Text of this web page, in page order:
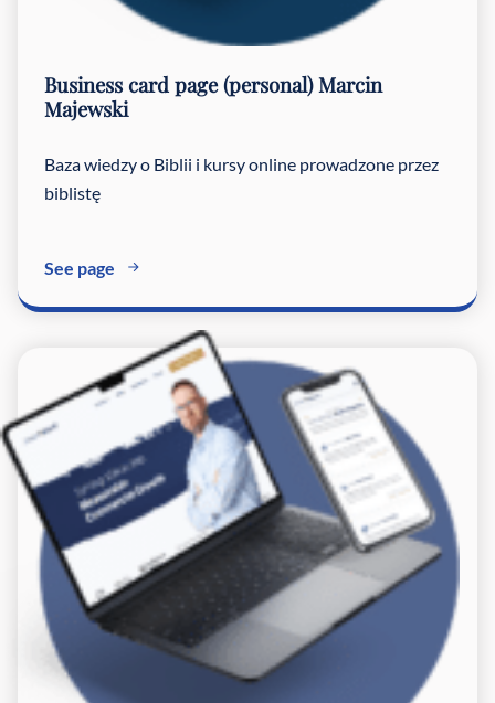
Business card page (personal) Marcin
Majewski
Baza wiedzy o Biblii i kursy online prowadzone przez
biblistę
See page